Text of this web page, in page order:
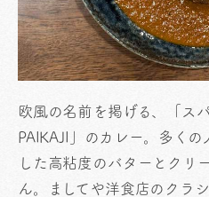
欧風の名前を掲げる、「ス
PAIKAJI」のカレー。多く
した高粘度のバターとクリ
ん。ましてや洋食店のクラ